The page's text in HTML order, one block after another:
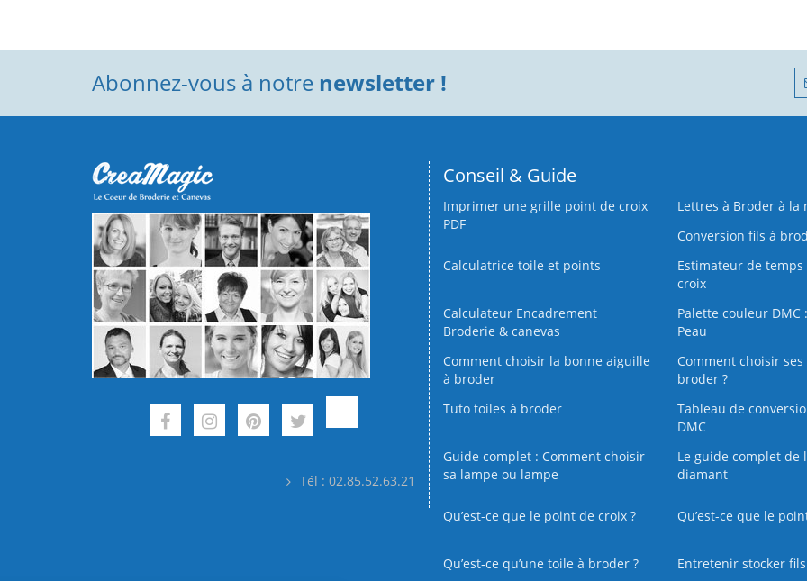
Abonnez-vous à notre newsletter !
Tél : 02.85.52.63.21
Conseil & Guide
Imprimer une grille point de croix
PDF
Lettres à Broder à la
Conversion fils à
Calculatrice toile et points
Estimateur de temps
croix
Calculateur Encadrement
Broderie & canevas
Palette couleur DMC
Peau
Comment choisir la bonne aiguille
à broder
Comment choisir ses
broder ?
Tuto toiles à broder
Tableau de
DMC
Guide complet : Comment choisir
sa lampe ou lampe
Le guide complet de
diamant
Qu’est-ce que le point de croix ? Qu’est-ce que le
Qu’est‑ce qu’une toile à broder ? Entretenir stocker